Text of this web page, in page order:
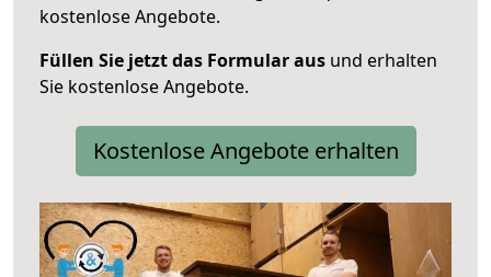
kostenlose Angebote.
Füllen Sie jetzt das Formular aus und erhalten
Sie kostenlose Angebote.
Kostenlose Angebote erhalten